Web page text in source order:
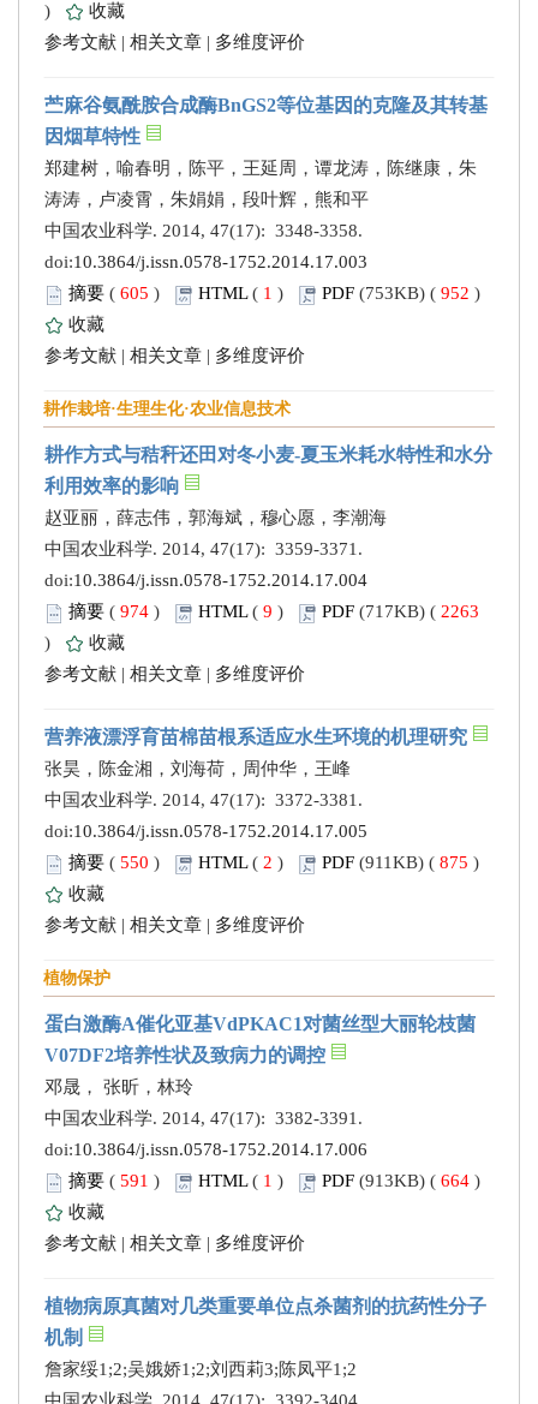
)
收藏
参考文献 | 相关文章 | 多维度评价
苎麻谷氨酰胺合成酶BnGS2等位基因的克隆及其转基
因烟草特性
郑建树，喻春明，陈平，王延周，谭龙涛，陈继康，朱
涛涛，卢凌霄，朱娟娟，段叶辉，熊和平
中国农业科学. 2014, 47(17): 3348-3358.
doi:10.3864/j.issn.0578-1752.2014.17.003
摘要 ( 605 ) HTML( 1 ) PDF (753KB) ( 952 )
收藏
参考文献 | 相关文章 | 多维度评价
耕作栽培·生理生化·农业信息技术
耕作方式与秸秆还田对冬小麦-夏玉米耗水特性和水分
利用效率的影响
赵亚丽，薛志伟，郭海斌，穆心愿，李潮海
中国农业科学. 2014, 47(17): 3359-3371.
doi:10.3864/j.issn.0578-1752.2014.17.004
摘要 ( 974 ) HTML( 9 ) PDF (717KB) ( 2263
)
收藏
参考文献 | 相关文章 | 多维度评价
营养液漂浮育苗棉苗根系适应水生环境的机理研究
张昊，陈金湘，刘海荷，周仲华，王峰
中国农业科学. 2014, 47(17): 3372-3381.
doi:10.3864/j.issn.0578-1752.2014.17.005
摘要 ( 550 ) HTML( 2 ) PDF (911KB) ( 875 )
收藏
参考文献 | 相关文章 | 多维度评价
植物保护
蛋白激酶A催化亚基VdPKAC1对菌丝型大丽轮枝菌
V07DF2培养性状及致病力的调控
邓晟， 张昕，林玲
中国农业科学. 2014, 47(17): 3382-3391.
doi:10.3864/j.issn.0578-1752.2014.17.006
摘要 ( 591 ) HTML( 1 ) PDF (913KB) ( 664 )
收藏
参考文献 | 相关文章 | 多维度评价
植物病原真菌对几类重要单位点杀菌剂的抗药性分子
机制
詹家绥1;2;吴娥娇1;2;刘西莉3;陈凤平1;2